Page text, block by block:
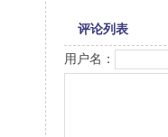
评论列表
用户名：